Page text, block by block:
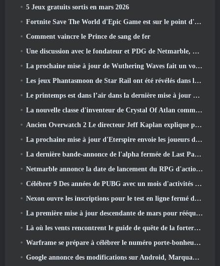
5 Jeux gratuits sortis en mars 2026
Fortnite Save The World d'Epic Game est sur le point d'être gratuit
Comment vaincre le Prince de sang de fer
Une discussion avec le fondateur et PDG de Netmarble, Ken Kim, à propos de MONGIL: Plongée dans les étoiles
La prochaine mise à jour de Wuthering Waves fait un voyage du « côté obscur »
Les jeux Phantasmoon de Star Rail ont été révélés dans le 4.1 Programme spécial
Le printemps est dans l’air dans la dernière mise à jour de Thrones et Liberty
La nouvelle classe d'inventeur de Crystal Of Atlan commande les Mechs Magitech au combat
Ancien Overwatch 2 Le directeur Jeff Kaplan explique pourquoi il a laissé Blizzard
La prochaine mise à jour d'Eterspire envoie les joueurs dans les mines naines
La dernière bande-annonce de l'alpha fermée de Last Paradise est une œuvre d'art petite mais terrifiante
Netmarble annonce la date de lancement du RPG d'action et de dressage de monstres Mongil: Plongée dans les étoiles
Célébrer 9 Des années de PUBG avec un mois d'activités spéciales
Nexon ouvre les inscriptions pour le test en ligne fermé d'avril de MapleStory Classic World
La première mise à jour descendante de mars pour rééquilibrer le partage et introduire du nouveau contenu
Là où les vents rencontrent le guide de quête de la forteresse de Whitecrown
Warframe se prépare à célébrer le numéro porte-bonheur 13 Avec des événements d'anniversaire
Google annonce des modifications sur Android, Marquant le retour de Fortnite sur le Play Store